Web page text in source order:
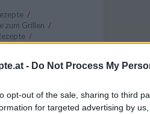
- Do Not Process My
opt-out of the sale, sharing to third
for targeted advertising by
/
zum Grillen /
/
Dressing Rezepte/
/Joghurt Rezepte